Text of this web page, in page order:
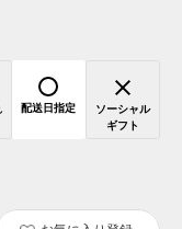
配送日指定
ソーシャル
ギフト